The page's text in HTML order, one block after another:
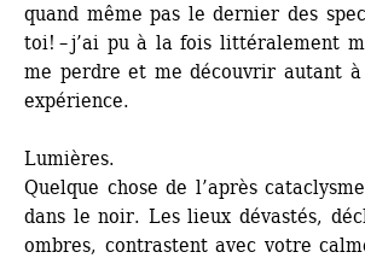
quand même pas le dernier des
toi! – j’ai pu à la fois littéralement
me perdre et me découvrir autant
expérience.
Lumières.
Quelque chose de l’après
dans le noir. Les lieux dévastés,
ombres, contrastent avec votre